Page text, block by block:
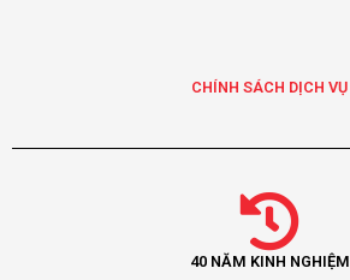
CHÍNH SÁCH DỊCH VỤ
40 NĂM KINH NGHIỆM